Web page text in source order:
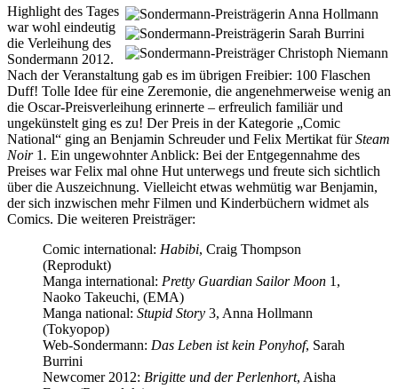
Highlight des Tages
war wohl eindeutig
die Verleihung des
Sondermann 2012.
Nach der Veranstaltung gab es im übrigen Freibier: 100 Flaschen
Duff! Tolle Idee für eine Zeremonie, die angenehmerweise wenig an
die Oscar-Preisverleihung erinnerte – erfreulich familiär und
ungekünstelt ging es zu! Der Preis in der Kategorie „Comic
National“ ging an Benjamin Schreuder und Felix Mertikat fürSteam
Noir 1. Ein ungewohnter Anblick: Bei der Entgegennahme des
Preises war Felix mal ohne Hut unterwegs und freute sich sichtlich
über die Auszeichnung. Vielleicht etwas wehmütig war Benjamin,
der sich inzwischen mehr Filmen und Kinderbüchern widmet als
Comics. Die weiteren Preisträger:
Comic international: Habibi, Craig Thompson
(Reprodukt)
Manga international: Pretty Guardian Sailor Moon 1,
Naoko Takeuchi, (EMA)
Manga national: Stupid Story 3, Anna Hollmann
(Tokyopop)
Web-Sondermann: Das Leben ist kein Ponyhof, Sarah
Burrini
Newcomer 2012: Brigitte und der Perlenhort, Aisha